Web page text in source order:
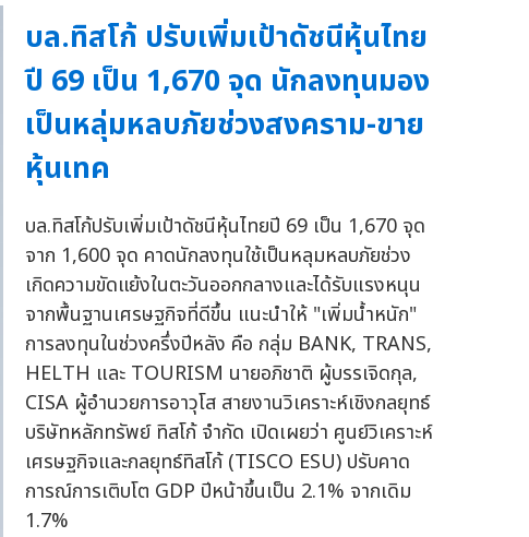
บล.ทิสโก้ ปรับเพิ่มเป้าดัชนีหุ้นไทย
ปี 69 เป็น 1,670 จุด นักลงทุนมอง
เป็นหลุ่มหลบภัยช่วงสงคราม-ขาย
หุ้นเทค
บล.ทิสโก้ปรับเพิ่มเป้าดัชนีหุ้นไทยปี 69 เป็น 1,670 จุด
จาก 1,600 จุด คาดนักลงทุนใช้เป็นหลุมหลบภัยช่วง
เกิดความขัดแย้งในตะวันออกกลางและได้รับแรงหนุน
จากพื้นฐานเศรษฐกิจที่ดีขึ้น แนะนำให้ "เพิ่มน้ำหนัก"
การลงทุนในช่วงครึ่งปีหลัง คือ กลุ่ม BANK, TRANS,
HELTH และ TOURISM นายอภิชาติ ผู้บรรเจิดกุล,
CISA ผู้อำนวยการอาวุโส สายงานวิเคราะห์เชิงกลยุทธ์
บริษัทหลักทรัพย์ ทิสโก้ จำกัด เปิดเผยว่า ศูนย์วิเคราะห์
เศรษฐกิจและกลยุทธ์ทิสโก้ (TISCO ESU) ปรับคาด
การณ์การเติบโต GDP ปีหน้าขึ้นเป็น 2.1% จากเดิม
1.7%